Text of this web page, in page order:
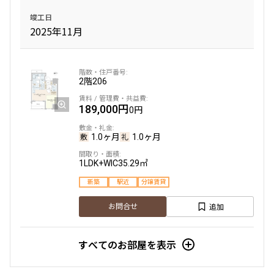
竣工日
2025年11月
2階206
189,000円0円
1.0ヶ月 1.0ヶ月
1LDK+WIC35.29㎡
新築 駅近 分譲賃貸
お問合せ 追加
すべてのお部屋を表示